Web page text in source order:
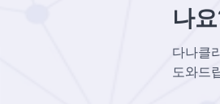
나
다나클
도와드